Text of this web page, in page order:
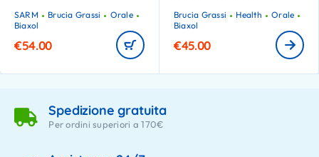
SARM Brucia Grassi
Orale
Biaxol
€54.00
Brucia Grassi Health
Orale
Biaxol
€45.00
Spedizione gratuita
Per ordini superiori a 170€